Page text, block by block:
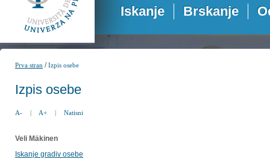
Iskanje Brskanje
Prva stran /Izpis osebe
Izpis osebe
A- | A+ | Natisni
Veli Mäkinen
Iskanje gradiv osebe